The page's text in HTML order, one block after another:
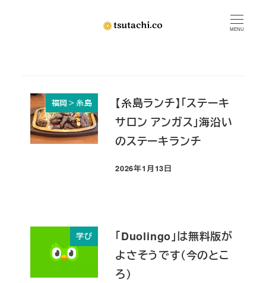
MENU
福岡＞糸島
【糸島ランチ】「ステーキ
サロン アンガス」海沿い
のステーキランチ
投稿日
2026年1月13日
学び
「Duolingo」は無料版が
よさそうです（今のとこ
ろ）